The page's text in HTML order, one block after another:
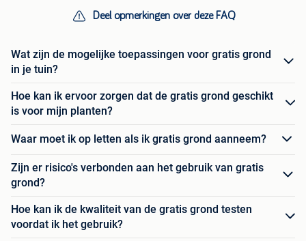
Deel opmerkingen over deze FAQ
Wat zijn de mogelijke toepassingen voor gratis grond
in je tuin?
Hoe kan ik ervoor zorgen dat de gratis grond geschikt
is voor mijn planten?
Waar moet ik op letten als ik gratis grond aanneem?
Zijn er risico's verbonden aan het gebruik van gratis
grond?
Hoe kan ik de kwaliteit van de gratis grond testen
voordat ik het gebruik?